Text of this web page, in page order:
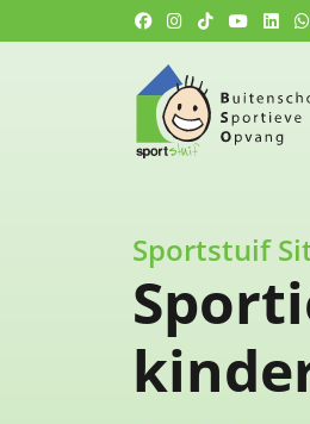
Sportstuif